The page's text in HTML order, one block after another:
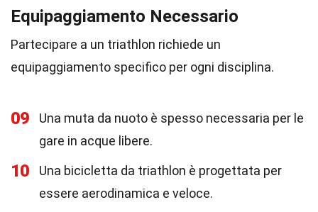
Equipaggiamento Necessario
Partecipare a un triathlon richiede un
equipaggiamento specifico per ogni disciplina.
09
Una muta da nuoto è spesso necessaria per le
gare in acque libere.
10
Una bicicletta da triathlon è progettata per
essere aerodinamica e veloce.